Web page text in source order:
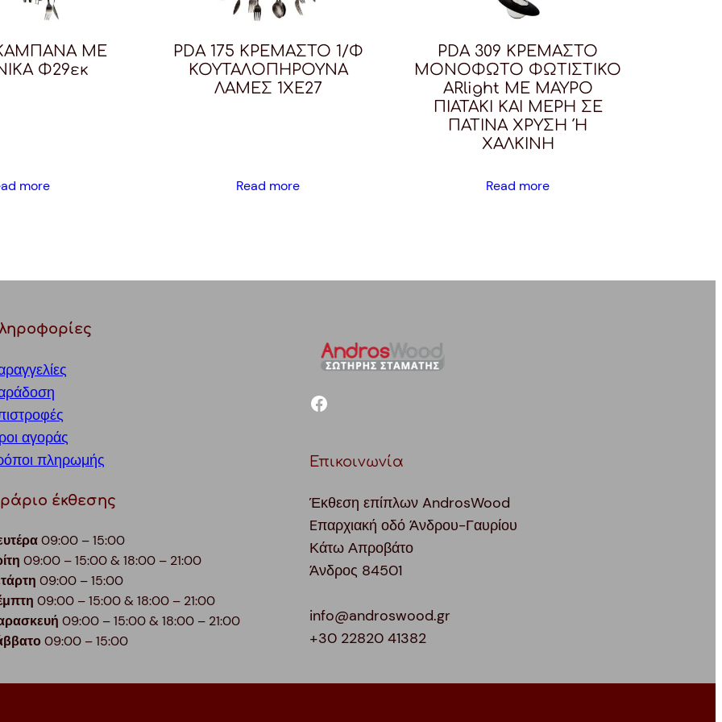
ΚΑΜΠΑΝΑ ΜΕ
Φ29εκ
more
PDA 175 ΚΡΕΜΑΣΤΟ 1/Φ
ΚΟΥΤΑΛΟΠΗΡΟΥΝΑ
ΛΑΜΕΣ 1ΧΕ27
Read more
PDA 309 ΚΡΕΜΑΣΤΟ
ΜΟΝΟΦΩΤΟ ΦΩΤΙΣΤΙΚΟ
ARlight ΜΕ ΜΑΥΡΟ
ΠΙΑΤΑΚΙ ΚΑΙ ΜΕΡΗ ΣΕ
ΠΑΤΙΝΑ ΧΡΥΣΗ Ή
ΧΑΛΚΙΝΗ
Read more
αγοράς
πληρωμής
έκθεσης
09:00 – 15:00
09:00 – 15:00 & 18:00 – 21:00
09:00 – 15:00
09:00 – 15:00 & 18:00 – 21:00
09:00 – 15:00 & 18:00 – 21:00
09:00 – 15:00
facebook
Επικοινωνία
Έκθεση επίπλων AndrosWood
Eπαρχιακή οδό Άνδρου-Γαυρίου
Κάτω Απροβάτο
Άνδρος 84501
info@androswood.gr
+30 22820 41382